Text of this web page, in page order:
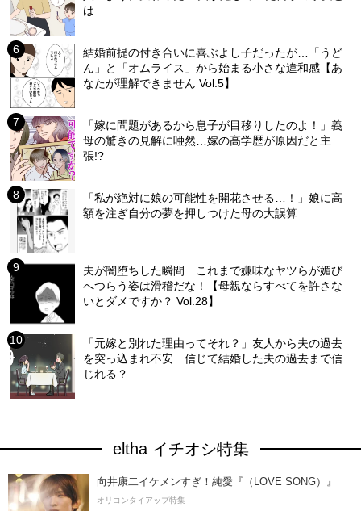
は
結婚前提の付き合いに喜ぶよし子だったが…「うど
ん」と「オムライス」から始まる小さな違和感【あ
なたが理解できません Vol.5】
「嫁に問題があるから息子が目移りしたのよ！」義
母の驚きの見解に唖然…嫁の高学歴が原因だと主
張!?
「私が絶対に娘の可能性を開花させる…！」娘に高
額を注ぎ自分の夢を押しつけた母の大誤算
夫が闇堕ちした瞬間…これまで嫌味なヤツらが媚び
へつらう姿は滑稽だな！【母親ならすべてを許さな
いとダメですか？ Vol.28】
「元嫁と別れた理由ってそれ？」友人から夫の過去
を突っ込まれ不安…信じて結婚した夫の過去まで信
じれる？
eltha イチオシ特集
向井康二イケメンすぎ！純愛『（LOVE SONG）』
オリコンタイアップ特集